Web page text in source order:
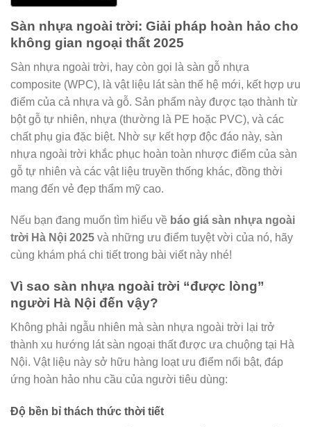
Sàn nhựa ngoài trời: Giải pháp hoàn hảo cho
không gian ngoại thất 2025
Sàn nhựa ngoài trời, hay còn gọi là sàn gỗ nhựa
composite (WPC), là vật liệu lát sàn thế hệ mới, kết hợp ưu
điểm của cả nhựa và gỗ. Sản phẩm này được tạo thành từ
bột gỗ tự nhiên, nhựa (thường là PE hoặc PVC), và các
chất phụ gia đặc biệt. Nhờ sự kết hợp độc đáo này, sàn
nhựa ngoài trời khắc phục hoàn toàn nhược điểm của sàn
gỗ tự nhiên và các vật liệu truyền thống khác, đồng thời
mang đến vẻ đẹp thẩm mỹ cao.
Nếu bạn đang muốn tìm hiểu về báo giá sàn nhựa ngoài
trời Hà Nội 2025 và những ưu điểm tuyệt vời của nó, hãy
cùng khám phá chi tiết trong bài viết này nhé!
Vì sao sàn nhựa ngoài trời “được lòng”
người Hà Nội đến vậy?
Không phải ngẫu nhiên mà sàn nhựa ngoài trời lại trở
thành xu hướng lát sàn ngoại thất được ưa chuộng tại Hà
Nội. Vật liệu này sở hữu hàng loạt ưu điểm nổi bật, đáp
ứng hoàn hảo nhu cầu của người tiêu dùng:
Độ bền bỉ thách thức thời tiết